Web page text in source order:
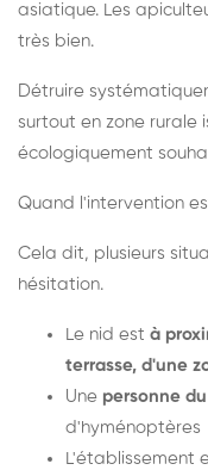
asiatique. Les
très bien.
Détruire
surtout en zone rurale
écologiquement
Quand l'intervention
Cela dit, plusieurs
hésitation.
Le nid est à
terrasse, d'une
Une personne
d'hyménoptères
L'établissement